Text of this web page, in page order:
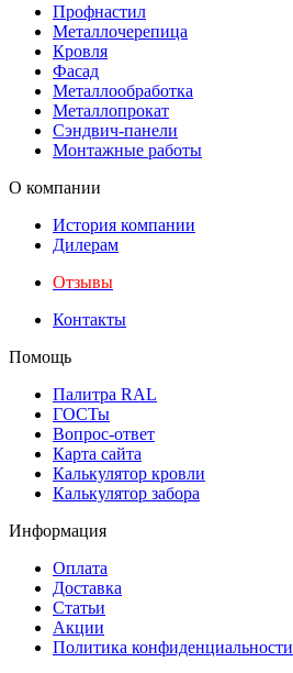
Профнастил
Металлочерепица
Кровля
Фасад
Металлообработка
Металлопрокат
Сэндвич-панели
Монтажные работы
О компании
История компании
Дилерам
Отзывы
Контакты
Помощь
Палитра RAL
ГОСТы
Вопрос-ответ
Карта сайта
Калькулятор кровли
Калькулятор забора
Информация
Оплата
Доставка
Статьи
Акции
Политика конфиденциальности